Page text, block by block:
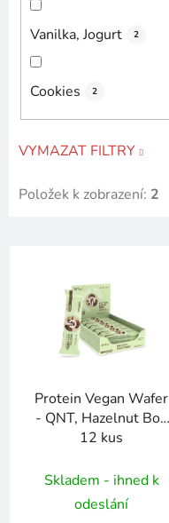
Vanilka, Jogurt 2
Cookies 2
VYMAZAT FILTRY
Položek k zobrazení: 2
Protein Vegan Wafer
- QNT, Hazelnut Box
12 kus
Skladem - ihned k
odeslání